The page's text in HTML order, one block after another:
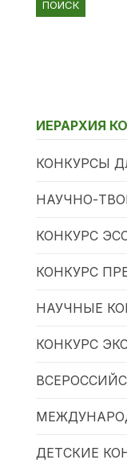
ИЕРАРХИЯ
КОНКУРСЫ
НАУЧНО-
КОНКУРС
КОНКУРС
НАУЧНЫЕ
КОНКУРС
ДЕТСКИЕ